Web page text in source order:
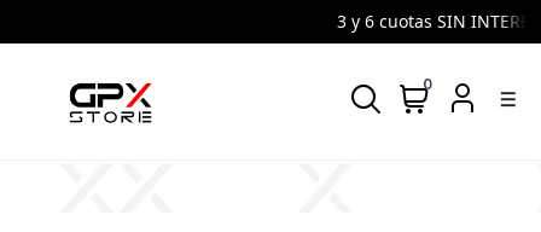
3 y 6 cuotas SIN
density_medium
0